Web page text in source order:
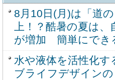
8月10日(月)は「道
上！？酷暑の夏は
が増加 簡単にでき
水や液体を活性化す
ブライフデザイン